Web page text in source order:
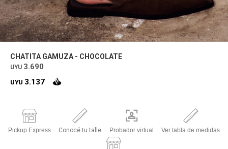
CHATITA GAMUZA - CHOCOLATE
UYU 3.690
UYU 3.137
Pickup Express Conocé tu talle Probador virtual Ver tabla de medidas